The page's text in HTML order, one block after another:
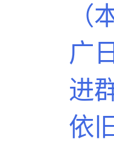
（
广
进
依